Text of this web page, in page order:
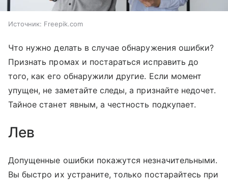
Источник: Freepik.com
Что нужно делать в случае обнаружения ошибки?
Признать промах и постараться исправить до
того, как его обнаружили другие. Если момент
упущен, не заметайте следы, а признайте недочет.
Тайное станет явным, а честность подкупает.
Лев
Допущенные ошибки покажутся незначительными.
Вы быстро их устраните, только постарайтесь при